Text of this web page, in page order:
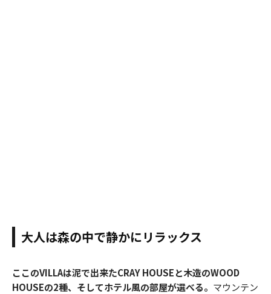
大人は森の中で静かにリラックス
ここのVILLAは泥で出来たCRAY HOUSEと木造のWOOD
HOUSEの2種、そしてホテル風の部屋が選べる。 マウンテン